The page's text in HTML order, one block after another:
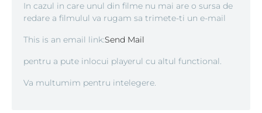
In cazul in care unul din filme nu mai are o sursa de
redare a filmulul va rugam sa trimete-ti un e-mail
This is an email link:Send Mail
pentru a pute inlocui playerul cu altul functional.
Va multumim pentru intelegere.